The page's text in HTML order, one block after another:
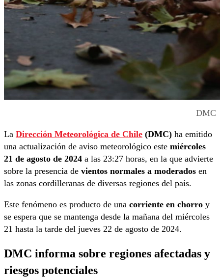
DMC
La Dirección Meteorológica de Chile (DMC) ha emitido
una actualización de aviso meteorológico este miércoles
21 de agosto de 2024 a las 23:27 horas, en la que advierte
sobre la presencia de vientos normales a moderados en
las zonas cordilleranas de diversas regiones del país.
Este fenómeno es producto de una corriente en chorro y
se espera que se mantenga desde la mañana del miércoles
21 hasta la tarde del jueves 22 de agosto de 2024.
DMC informa sobre regiones afectadas y
riesgos potenciales